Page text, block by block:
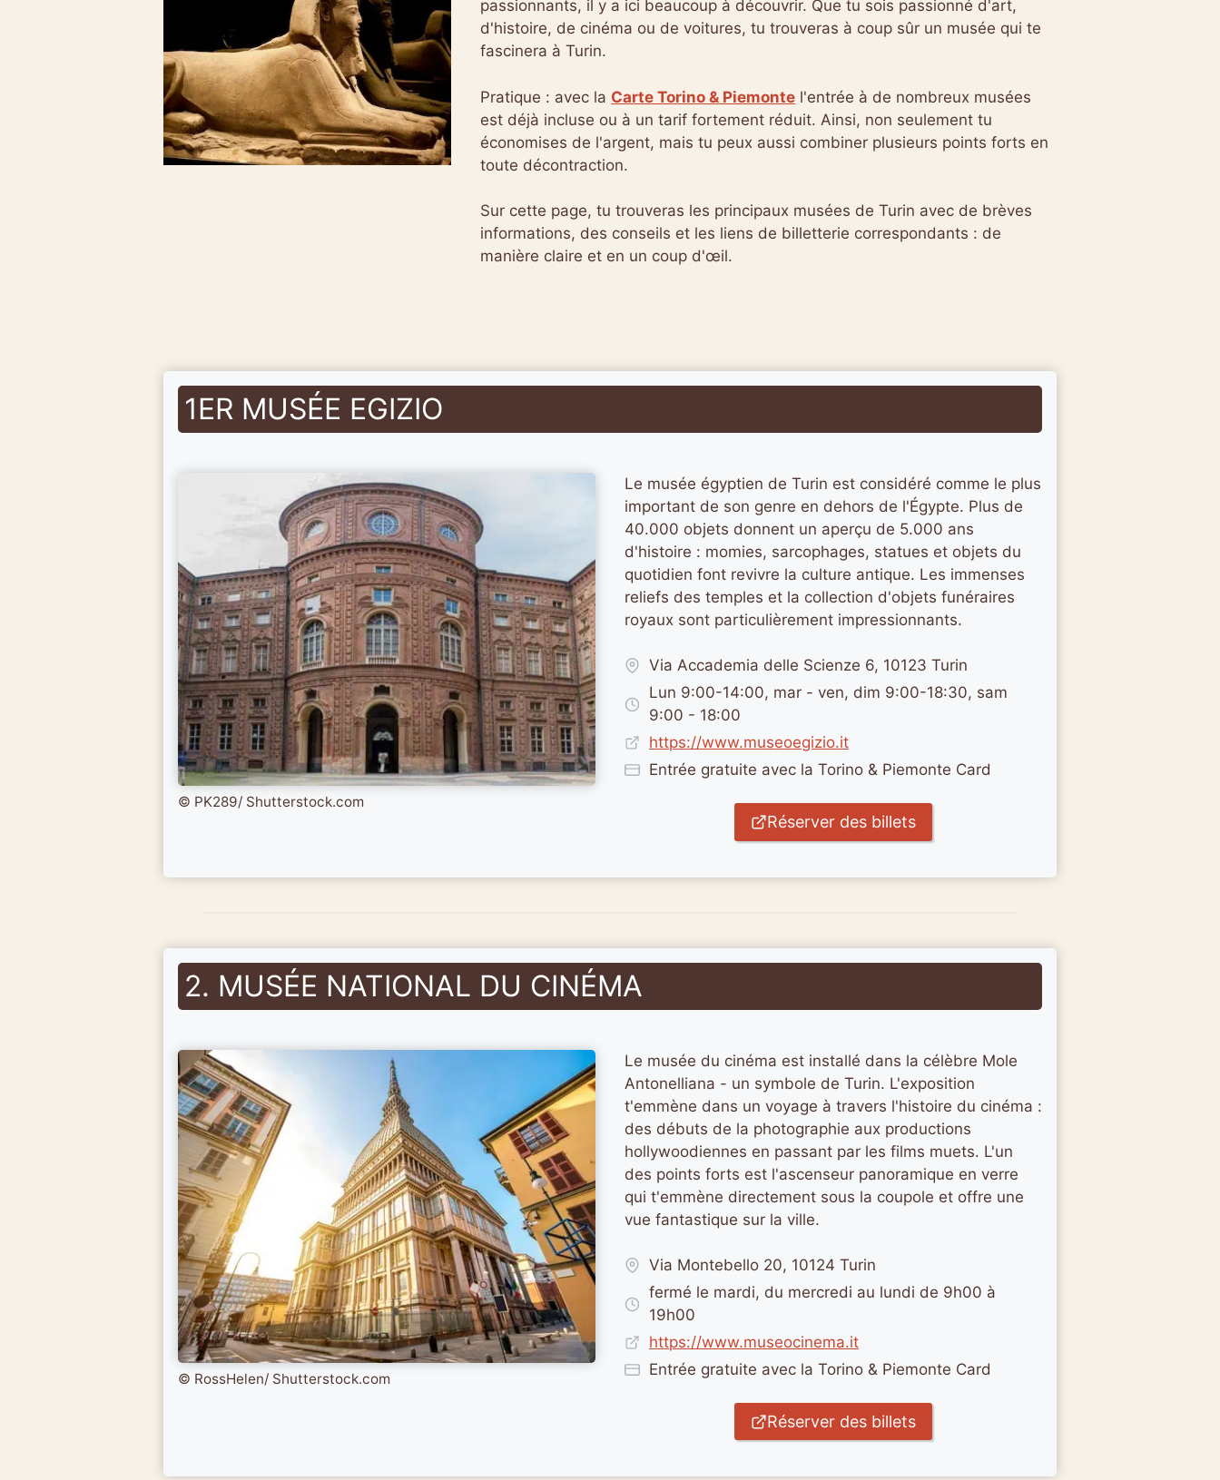
passionnants, il y a ici beaucoup à découvrir. Que tu sois passionné d'art,
d'histoire, de cinéma ou de voitures, tu trouveras à coup sûr un musée qui te
fascinera à Turin.
Pratique : avec la Carte Torino & Piemonte l'entrée à de nombreux musées
est déjà incluse ou à un tarif fortement réduit. Ainsi, non seulement tu
économises de l'argent, mais tu peux aussi combiner plusieurs points forts en
toute décontraction.
Sur cette page, tu trouveras les principaux musées de Turin avec de brèves
informations, des conseils et les liens de billetterie correspondants : de
manière claire et en un coup d'œil.
1ER MUSÉE EGIZIO
© PK289/ Shutterstock.com
Le musée égyptien de Turin est considéré comme le plus
important de son genre en dehors de l'Égypte. Plus de
40.000 objets donnent un aperçu de 5.000 ans
d'histoire : momies, sarcophages, statues et objets du
quotidien font revivre la culture antique. Les immenses
reliefs des temples et la collection d'objets funéraires
royaux sont particulièrement impressionnants.
Via Accademia delle Scienze 6, 10123 Turin
Lun 9:00-14:00, mar - ven, dim 9:00-18:30, sam
9:00 - 18:00
https://www.museoegizio.it
Entrée gratuite avec la Torino & Piemonte Card
Réserver des billets
2. MUSÉE NATIONAL DU CINÉMA
© RossHelen/ Shutterstock.com
Le musée du cinéma est installé dans la célèbre Mole
Antonelliana - un symbole de Turin. L'exposition
t'emmène dans un voyage à travers l'histoire du cinéma :
des débuts de la photographie aux productions
hollywoodiennes en passant par les films muets. L'un
des points forts est l'ascenseur panoramique en verre
qui t'emmène directement sous la coupole et offre une
vue fantastique sur la ville.
Via Montebello 20, 10124 Turin
fermé le mardi, du mercredi au lundi de 9h00 à
19h00
https://www.museocinema.it
Entrée gratuite avec la Torino & Piemonte Card
Réserver des billets